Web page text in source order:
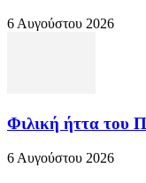
6 Αυγούστου 2026
Φιλική ήττα του
6 Αυγούστου 2026